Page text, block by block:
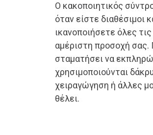
Ο κακοποιητικός
όταν είστε διαθέσιμοι
ικανοποιήσετε όλες
αμέριστη προσοχή σας.
σταματήσει να
χρησιμοποιούνται
χειραγώγηση ή άλλες
θέλει.